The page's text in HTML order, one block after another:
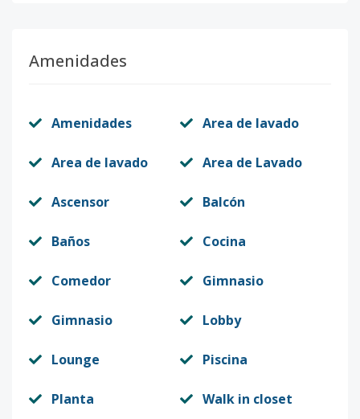
Amenidades
Amenidades Area de lavado
Area de lavado Area de Lavado
Ascensor Balcón
Baños Cocina
Comedor Gimnasio
Gimnasio Lobby
Lounge Piscina
Planta Walk in closet